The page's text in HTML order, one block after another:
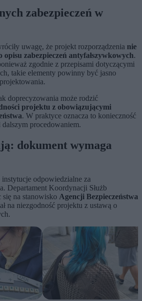
zabezpieczeń w
uwagę, że projekt rozporządzenia nie
opisu zabezpieczeń antyfałszywkowych.
zgodnie z przepisami dotyczącymi
takie elementy powinny być jasno
doprecyzowania może rodzić
projektu z obowiązującymi
. W praktyce oznacza to konieczność
dalszym procedowaniem.
dokument wymaga
odpowiedzialne za
Departament Koordynacji Służb
się na stanowisko Agencji Bezpieczeństwa
na niezgodność projektu z ustawą o